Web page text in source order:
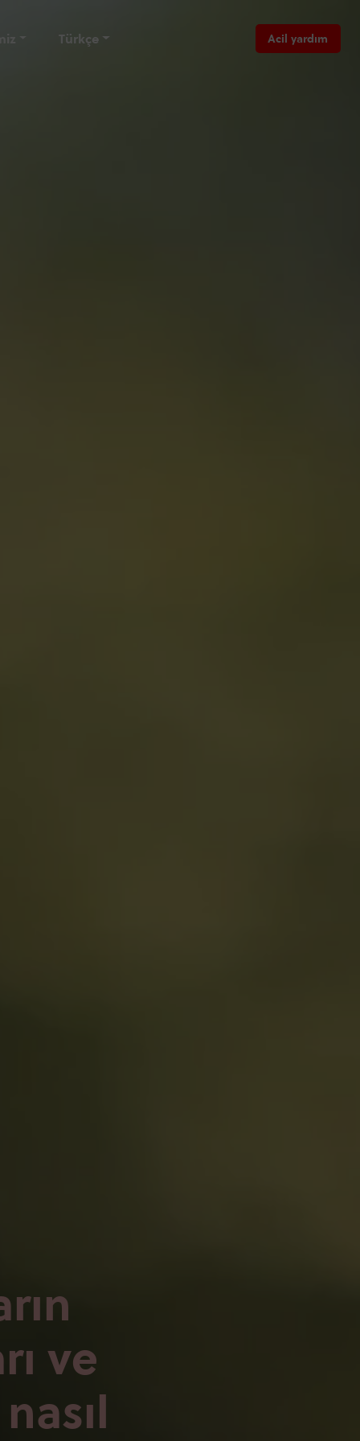
Türkçe Acil yardım
ve